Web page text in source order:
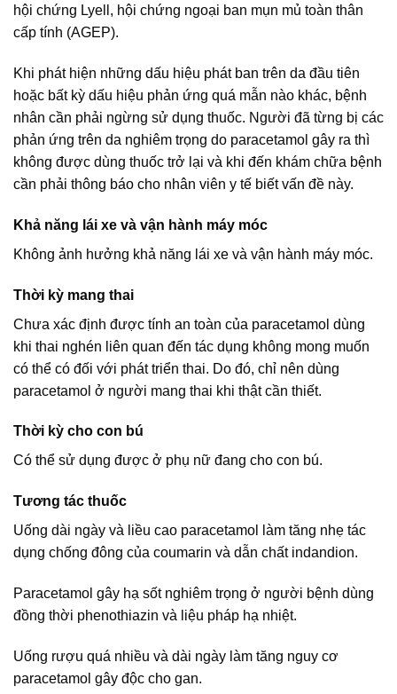
hội chứng Lyell, hội chứng ngoại ban mụn mủ toàn thân
cấp tính (AGEP).
Khi phát hiện những dấu hiệu phát ban trên da đầu tiên
hoặc bất kỳ dấu hiệu phản ứng quá mẫn nào khác, bệnh
nhân cần phải ngừng sử dụng thuốc. Người đã từng bị các
phản ứng trên da nghiêm trọng do paracetamol gây ra thì
không được dùng thuốc trở lại và khi đến khám chữa bệnh
cần phải thông báo cho nhân viên y tế biết vấn đề này.
Khả năng lái xe và vận hành máy móc
Không ảnh hưởng khả năng lái xe và vận hành máy móc.
Thời kỳ mang thai
Chưa xác định được tính an toàn của paracetamol dùng
khi thai nghén liên quan đến tác dụng không mong muốn
có thể có đối với phát triển thai. Do đó, chỉ nên dùng
paracetamol ở người mang thai khi thật cần thiết.
Thời kỳ cho con bú
Có thể sử dụng được ở phụ nữ đang cho con bú.
Tương tác thuốc
Uống dài ngày và liều cao paracetamol làm tăng nhẹ tác
dụng chống đông của coumarin và dẫn chất indandion.
Paracetamol gây hạ sốt nghiêm trọng ở người bệnh dùng
đồng thời phenothiazin và liệu pháp hạ nhiệt.
Uống rượu quá nhiều và dài ngày làm tăng nguy cơ
paracetamol gây độc cho gan.